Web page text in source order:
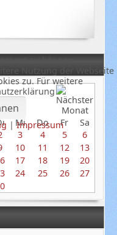
Mi Do Fr
Sa
3 4 5
6
10 11 12
13
17 18 19
20
24 25 26
27
zu können,
Nutzung der Webseite
zu. Für weitere
|Impressum